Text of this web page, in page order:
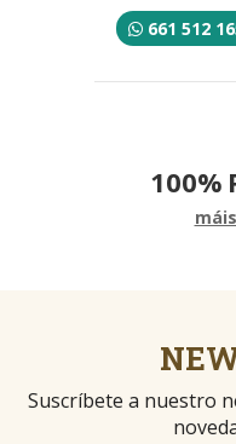
661 512
100%
Suscríbete a nuestro